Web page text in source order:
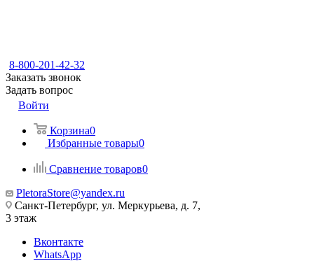
8-800-201-42-32
Заказать звонок
Задать вопрос
Войти
Корзина0
Избранные товары0
Сравнение товаров0
PletoraStore@yandex.ru
Санкт-Петербург, ул. Меркурьева, д. 7,
3 этаж
Вконтакте
WhatsApp